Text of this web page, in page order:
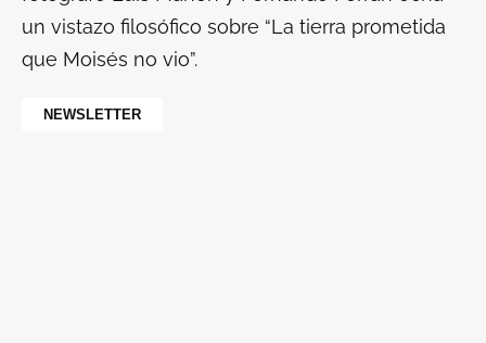
un vistazo filosófico sobre “La tierra prometida
que Moisés no vio”.
NEWSLETTER